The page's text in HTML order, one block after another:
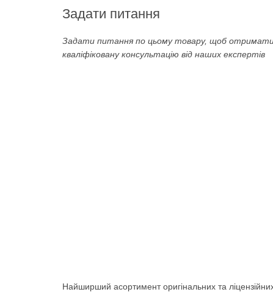
Задати питання
Задати питання по цьому товару, щоб
кваліфіковану консультацію від наших експертів
Найширший асортимент оригінальних та